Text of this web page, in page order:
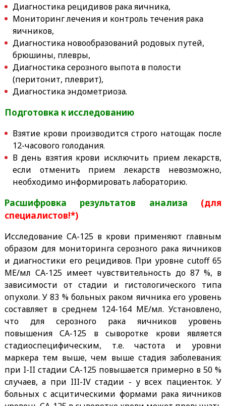
Диагностика рецидивов рака яичника,
Мониторинг лечения и контроль течения рака
яичников,
Диагностика новообразований родовых путей,
брюшины, плевры,
Диагностика серозного выпота в полости
(перитонит, плеврит),
Диагностика эндометриоза.
Подготовка к исследованию
Взятие крови производится строго натощак после
12-часового голодания.
В день взятия крови исключить прием лекарств,
если отменить прием лекарств невозможно,
необходимо информировать лабораторию.
Расшифровка результатов анализа (для
специалистов!*)
Исследование СА-125 в крови применяют главным
образом для мониторинга серозного рака яичников
и диагностики его рецидивов. При уровне сutoff 65
МЕ/мл СА-125 имеет чувствительность до 87 %, в
зависимости от стадии и гистологического типа
опухоли. У 83 % больных раком яичника его уровень
составляет в среднем 124-164 МЕ/мл. Установлено,
что для серозного рака яичников уровень
повышения СА-125 в сыворотке крови является
стадиоспецифическим, т.е. частота и уровни
маркера тем выше, чем выше стадия заболевания:
при I-II стадии СА-125 повышается примерно в 50 %
случаев, а при III-IV стадии - у всех пациенток. У
больных с асцитическими формами рака яичников